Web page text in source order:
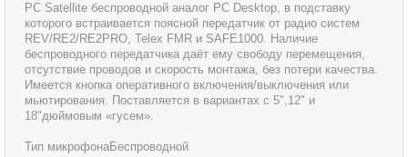
PC Satellite беспроводной аналог PC Desktop, в подставку
которого встраивается поясной передатчик от радио систем
REV/RE2/RE2PRO, Telex FMR и SAFE1000. Наличие
беспроводного передатчика даёт ему свободу перемещения,
отсутствие проводов и скорость монтажа, без потери качества.
Имеется кнопка оперативного включения/выключения или
мьютирования. Поставляется в вариантах с 5",12" и
18"дюймовым «гусем».
Тип микрофонаБеспроводной